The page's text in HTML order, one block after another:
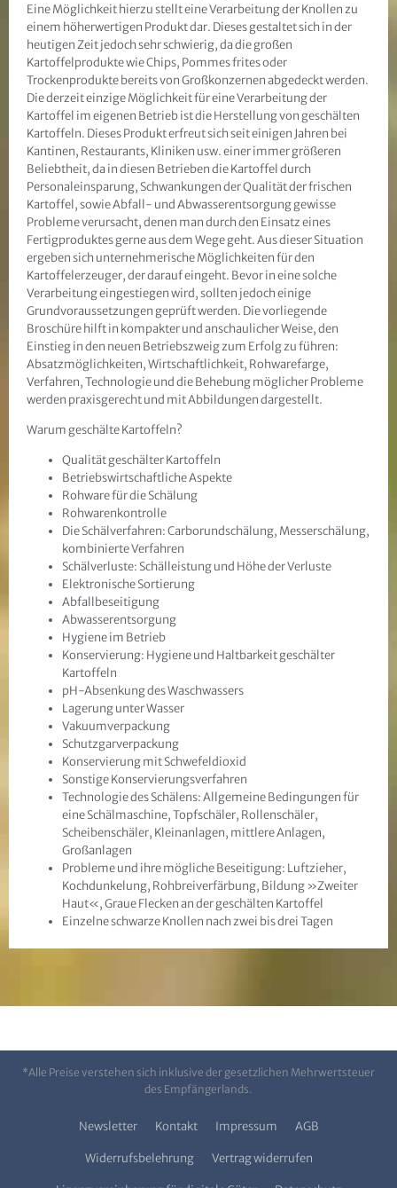
Eine Möglichkeit hierzu stellt eine Verarbeitung der Knollen zu
einem höherwertigen Produkt dar. Dieses gestaltet sich in der
heutigen Zeit jedoch sehr schwierig, da die großen
Kartoffelprodukte wie Chips, Pommes frites oder
Trockenprodukte bereits von Großkonzernen abgedeckt werden.
Die derzeit einzige Möglichkeit für eine Verarbeitung der
Kartoffel im eigenen Betrieb ist die Herstellung von geschälten
Kartoffeln. Dieses Produkt erfreut sich seit einigen Jahren bei
Kantinen, Restaurants, Kliniken usw. einer immer größeren
Beliebtheit, da in diesen Betrieben die Kartoffel durch
Personaleinsparung, Schwankungen der Qualität der frischen
Kartoffel, sowie Abfall- und Abwasserentsorgung gewisse
Probleme verursacht, denen man durch den Einsatz eines
Fertigproduktes gerne aus dem Wege geht. Aus dieser Situation
ergeben sich unternehmerische Möglichkeiten für den
Kartoffelerzeuger, der darauf eingeht. Bevor in eine solche
Verarbeitung eingestiegen wird, sollten jedoch einige
Grundvoraussetzungen geprüft werden. Die vorliegende
Broschüre hilft in kompakter und anschaulicher Weise, den
Einstieg in den neuen Betriebszweig zum Erfolg zu führen:
Absatzmöglichkeiten, Wirtschaftlichkeit, Rohwarefarge,
Verfahren, Technologie und die Behebung möglicher Probleme
werden praxisgerecht und mit Abbildungen dargestellt.
Warum geschälte Kartoffeln?
Qualität geschälter Kartoffeln
Betriebswirtschaftliche Aspekte
Rohware für die Schälung
Rohwarenkontrolle
Die Schälverfahren: Carborundschälung, Messerschälung,
kombinierte Verfahren
Schälverluste: Schälleistung und Höhe der Verluste
Elektronische Sortierung
Abfallbeseitigung
Abwasserentsorgung
Hygiene im Betrieb
Konservierung: Hygiene und Haltbarkeit geschälter
Kartoffeln
pH-Absenkung des Waschwassers
Lagerung unter Wasser
Vakuumverpackung
Schutzgarverpackung
Konservierung mit Schwefeldioxid
Sonstige Konservierungsverfahren
Technologie des Schälens: Allgemeine Bedingungen für
eine Schälmaschine, Topfschäler, Rollenschäler,
Scheibenschäler, Kleinanlagen, mittlere Anlagen,
Großanlagen
Probleme und ihre mögliche Beseitigung: Luftzieher,
Kochdunkelung, Rohbreiverfärbung, Bildung »Zweiter
Haut«, Graue Flecken an der geschälten Kartoffel
Einzelne schwarze Knollen nach zwei bis drei Tagen
*Alle Preise verstehen sich inklusive der gesetzlichen Mehrwertsteuer
des Empfängerlands.
Newsletter Kontakt Impressum AGB
Widerrufsbelehrung Vertrag widerrufen